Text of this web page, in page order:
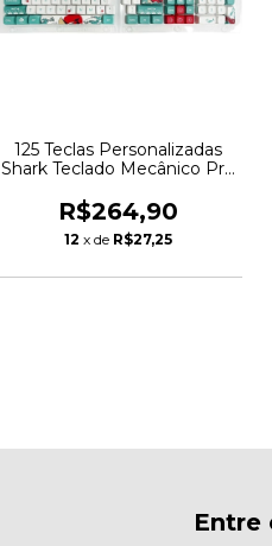
125 Teclas Personalizadas
Shark Teclado Mecânico Pro
R$264,90
12 x de R$27,25
Entre